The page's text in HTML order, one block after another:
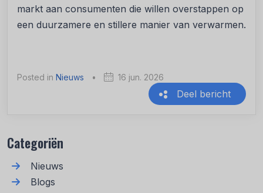
markt aan consumenten die willen overstappen op
een duurzamere en stillere manier van verwarmen.
Posted in Nieuws • 16 jun. 2026
Deel bericht
Categoriën
Nieuws
Blogs